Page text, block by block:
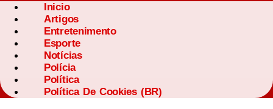
Inicio
Artigos
Entretenimento
Esporte
Notícias
Polícia
Política
Política De Cookies (BR)